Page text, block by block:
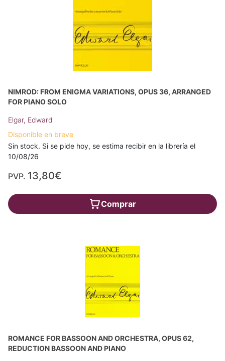
NIMROD: FROM ENIGMA VARIATIONS, OPUS 36, ARRANGED
FOR PIANO SOLO
Elgar, Edward
Disponible en breve
Sin stock. Si se pide hoy, se estima recibir en la librería el
10/08/26
PVP. 13,80€
Comprar
ROMANCE FOR BASSOON AND ORCHESTRA, OPUS 62,
REDUCTION BASSOON AND PIANO